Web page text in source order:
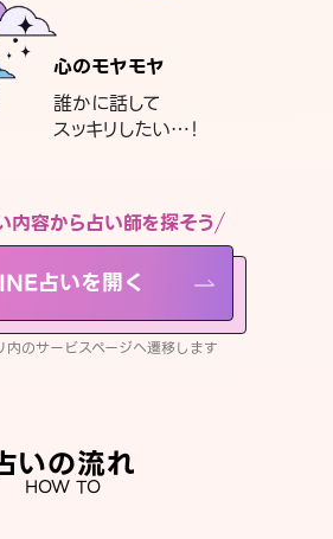
心のモヤモヤ
誰かに話して
スッキリしたい…！
内容から占い師を探そう
占いを開く
のサービスページへ遷移します
いの流れ
HOW TO